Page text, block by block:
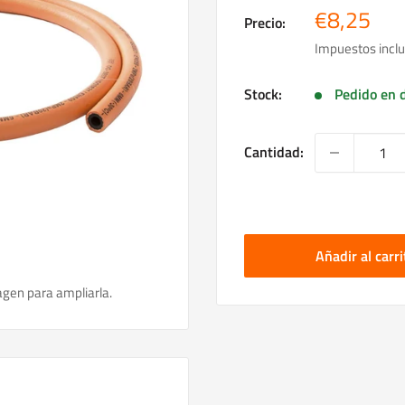
para ampliarla.
Precio: Precio
de
venta
€8,25
Impuestos
Stock: Pedido en
Cantidad:
Añadir al